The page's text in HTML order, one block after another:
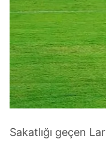
Sakatlığı geçen